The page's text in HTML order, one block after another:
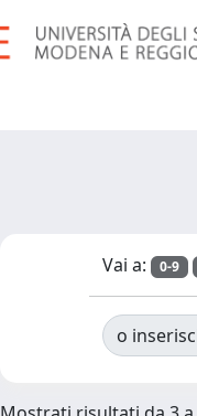
Vai a: 0-9
o